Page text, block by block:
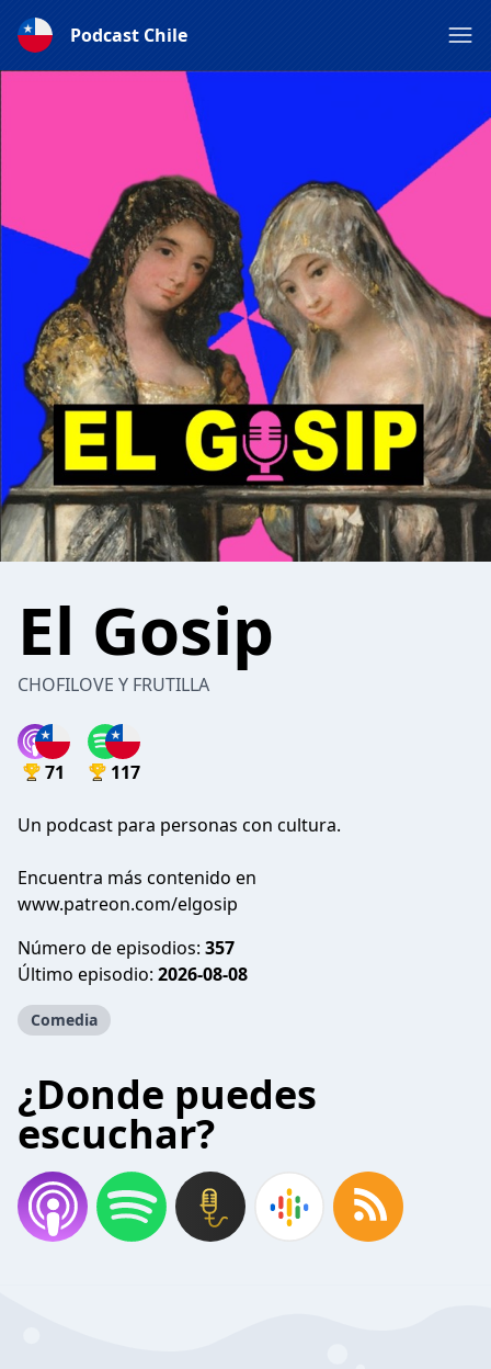
Podcast Chile
El Gosip
CHOFILOVE Y FRUTILLA
71 117
Un podcast para personas con cultura.
Encuentra más contenido en
www.patreon.com/elgosip
Número de episodios: 357
Último episodio: 2026-08-08
Comedia
¿Donde puedes
escuchar?